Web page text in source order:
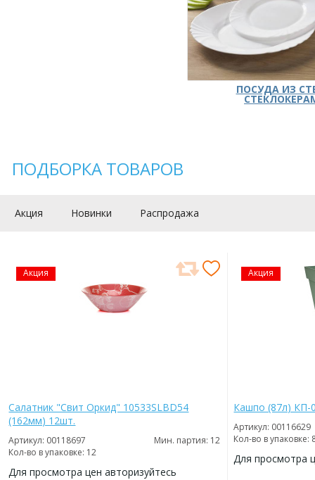
ПОСУДА ИЗ
ПОДБОРКА ТОВАРОВ
Акция Новинки Распродажа
Акция
Салатник "Свит Оркид" 10533SLBD54
(162мм) 12шт.
Артикул: 00118697
Мин. партия: 12
Кол-во в упаковке: 12
Для просмотра цен авторизуйтесь
Акция
Кашпо (87л) КП-
Артикул: 00116629
Кол-во в упаковке:
Для просмотра